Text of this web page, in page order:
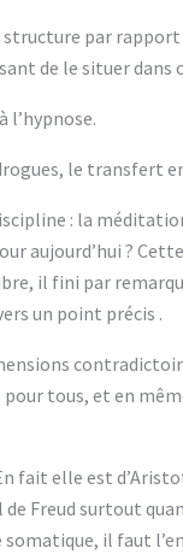
par rapport
de le situer
l’hypnose.
le transfert
: la
aujourd’hui ?
il fini par
un point précis .
tous, et en
fait elle est
Freud surtout
il faut